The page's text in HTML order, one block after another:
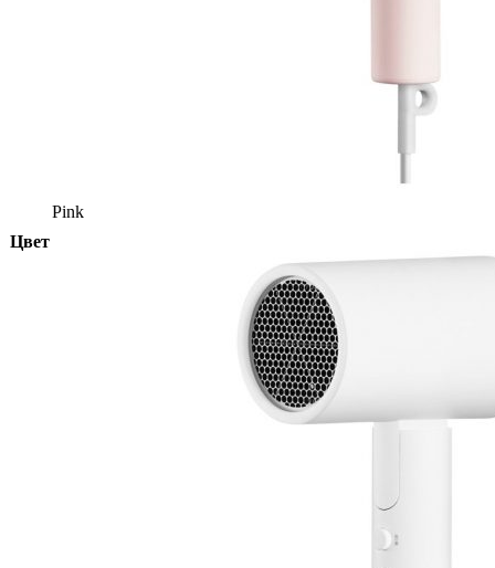
Цвет
Pink